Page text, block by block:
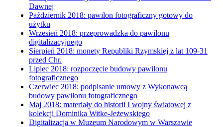
Dawnej
Październik 2018: pawilon fotograficzny gotowy do
użytku
Wrzesień 2018: przeprowadzka do pawilonu
digitalizacyjnego
Sierpień 2018: monety Republiki Rzymskiej z lat 109-31
przed Chr.
Lipiec 2018: rozpoczęcie budowy pawilonu
fotograficznego
Czerwiec 2018: podpisanie umowy z Wykonawcą
budowy pawilonu fotograficznego
Maj 2018: materiały do historii I wojny światowej z
kolekcji Dominika Witke-Jeżewskiego
Digitalizacja w Muzeum Narodowym w Warszawie